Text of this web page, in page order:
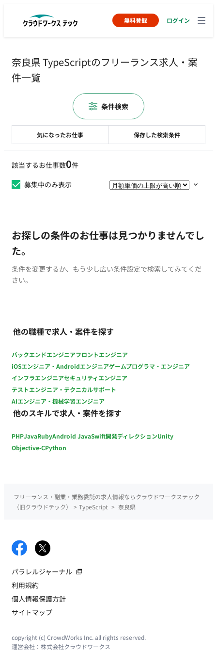
無料登録 ログイン
奈良県 TypeScriptのフリーランス求人・案
件一覧
該当するお仕事数0件
募集中のみ表示
お探しの条件のお仕事は見つかりませんでし
た。
条件を変更するか、もう少し広い条件設定で検索してみてくだ
さい。
他の職種で求人・案件を探す
バックエンドエンジニアフロントエンジニア
iOSエンジニア・Androidエンジニアゲームプログラマ・エンジニア
インフラエンジニアセキュリティエンジニア
テストエンジニア・テクニカルサポート
AIエンジニア・機械学習エンジニア
他のスキルで求人・案件を探す
PHPJavaRubyAndroid JavaSwift開発ディレクションUnity
Objective-CPython
気になったお仕事 保存した検索条件
条件検索
フリーランス・副業・業務委託の求人情報ならクラウドワークステック
（旧クラウドテック）
> TypeScript > 奈良県
パラレルジャーナル
利用規約
個人情報保護方針
サイトマップ
copyright (c) CrowdWorks Inc. all rights reserved.
運営会社： 株式会社クラウドワークス